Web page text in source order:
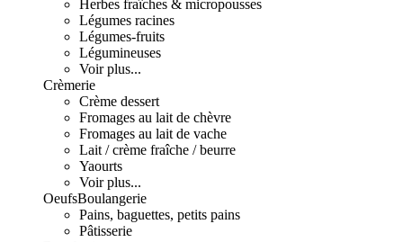
Herbes fraîches & micropousses
Légumes racines
Légumes-fruits
Légumineuses
Voir plus...
Crèmerie
Crème dessert
Fromages au lait de chèvre
Fromages au lait de vache
Lait / crème fraîche / beurre
Yaourts
Voir plus...
OeufsBoulangerie
Pains, baguettes, petits pains
Pâtisserie